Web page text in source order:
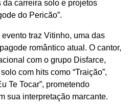
carreira solo e projetos
do Pericão”.
evento traz Vitinho, uma das
romântico atual. O cantor,
com o grupo Disfarce,
com hits como “Traição”,
Te Tocar”, prometendo
sua interpretação marcante.